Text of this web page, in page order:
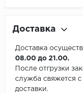
Доставка
Доставка
08.00 до 21.00.
После отгрузки
служба свяжется с
доставки.